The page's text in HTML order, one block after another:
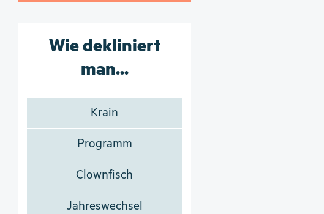
Wie dekliniert
man...
Krain
Programm
Clownfisch
Jahreswechsel